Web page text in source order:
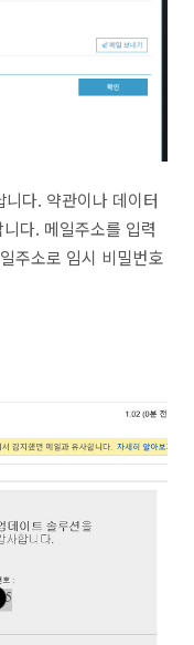
다. 약관이나 데이터
다. 메일주소를 입력
주소로 임시 비밀번호